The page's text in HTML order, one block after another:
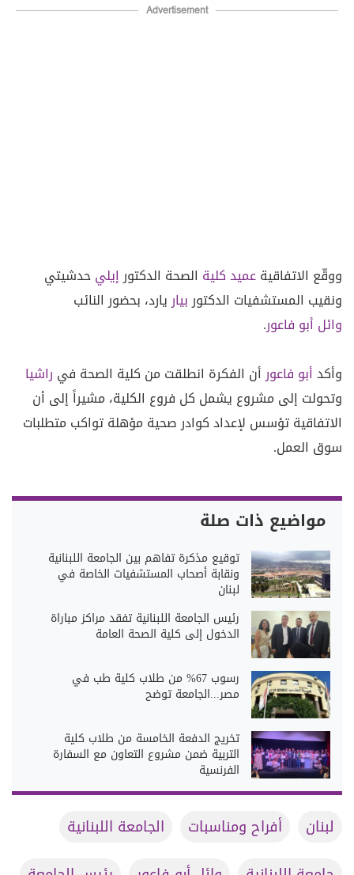
Advertisement
ووقّع الاتفاقيةعميد كلية الصحة الدكتورإيليحدشيتي
ونقيب المستشفيات الدكتوربياريارد، بحضور النائب
وائل أبو فاعور.
وأكدأبو فاعورأن الفكرة انطلقت من كلية الصحة في راشيا
وتحولت إلى مشروع يشمل كل فروع الكلية، مشيراً إلى أن
الاتفاقية تؤسس لإعداد كوادر صحية مؤهلة تواكب متطلبات
سوق العمل.
مواضيع ذات صلة
توقيع مذكرة تفاهم بين الجامعة اللبنانية
ونقابة أصحاب المستشفيات الخاصة في
لبنان
رئيس الجامعة اللبنانية تفقد مراكز مباراة
الدخول إلى كلية الصحة العامة
رسوب 67% من طلاب كلية طب في
مصر...الجامعة توضح
تخريج الدفعة الخامسة من طلاب كلية
التربية ضمن مشروع التعاون مع السفارة
الفرنسية
لبنان أفراح ومناسبات
الجامعة اللبنانية